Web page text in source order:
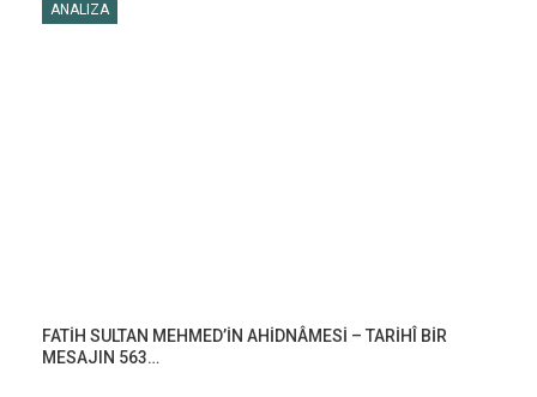
ANALIZA
FATİH SULTAN MEHMED’İN AHİDNÂMESİ – TARİHÎ BİR
MESAJIN 563…